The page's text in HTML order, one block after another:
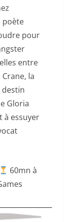
poète
pour
entre
la
Gloria
à essuyer
60mn à